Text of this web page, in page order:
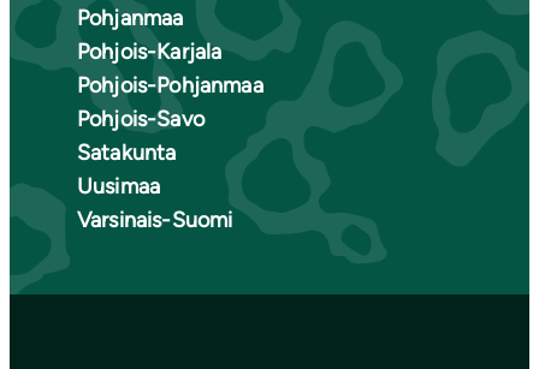
Pohjanmaa
Pohjois-Karjala
Pohjois-Pohjanmaa
Pohjois-Savo
Satakunta
Uusimaa
Varsinais-Suomi